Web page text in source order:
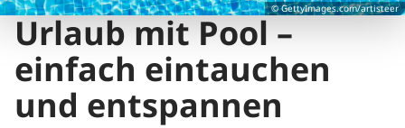
Urlaub mit Pool –
einfach eintauchen
und entspannen
© GettyImages.com/artisteer